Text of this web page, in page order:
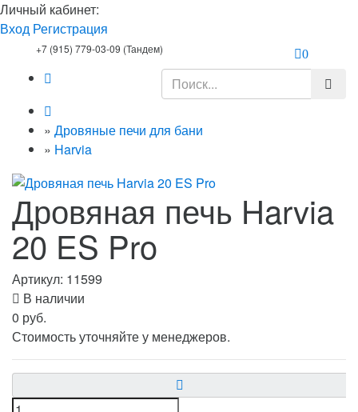
Личный кабинет:
Вход Регистрация
+7 (915) 779-03-09 (Тандем) 0
» Дровяные печи для бани
» Harvia
Дровяная печь Harvia
20 ES Pro
Артикул: 11599
В наличии
0 руб.
Стоимость уточняйте у менеджеров.